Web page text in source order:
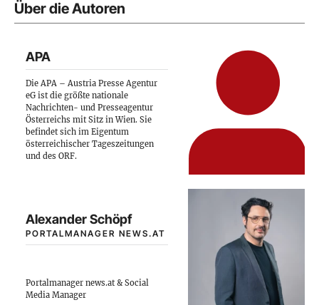
Über die Autoren
APA
Die APA – Austria Presse Agentur
eG ist die größte nationale
Nachrichten- und Presseagentur
Österreichs mit Sitz in Wien. Sie
befindet sich im Eigentum
österreichischer Tageszeitungen
und des ORF.
Alexander Schöpf
PORTALMANAGER NEWS.AT
Portalmanager news.at & Social
Media Manager